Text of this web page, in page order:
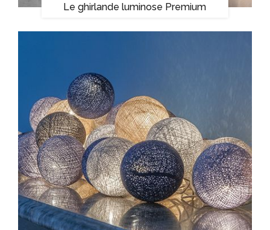
Le ghirlande luminose Premium